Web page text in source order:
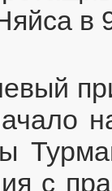
в
с